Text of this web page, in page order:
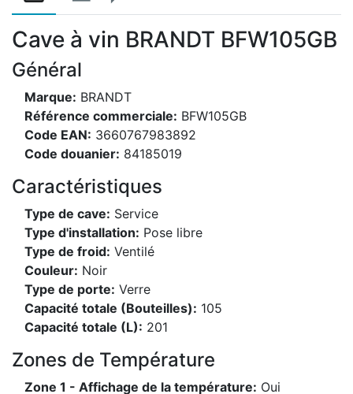
Cave à vin BRANDT BFW105GB
Général
Marque: BRANDT
Référence commerciale: BFW105GB
Code EAN: 3660767983892
Code douanier: 84185019
Caractéristiques
Type de cave: Service
Type d'installation: Pose libre
Type de froid: Ventilé
Couleur: Noir
Type de porte: Verre
Capacité totale (Bouteilles): 105
Capacité totale (L): 201
Zones de Température
Zone 1 - Affichage de la température: Oui